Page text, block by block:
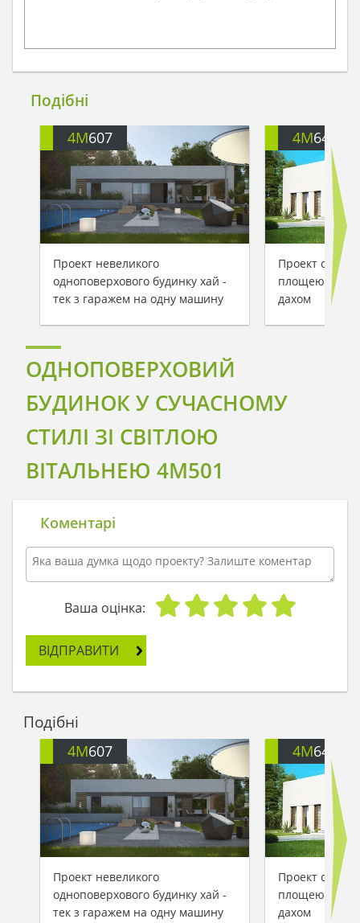
Подібні
4M607
Проект невеликого
одноповерхового будинку хай -
тек з гаражем на одну машину
4M646
Проект
площею 122
дахом
ОДНОПОВЕРХОВИЙ
БУДИНОК У СУЧАСНОМУ
СТИЛІ ЗІ СВІТЛОЮ
ВІТАЛЬНЕЮ 4M501
Коментарі
Ваша оцінка:
ВІДПРАВИТИ
Подібні
4M607
Проект невеликого
одноповерхового будинку хай -
тек з гаражем на одну машину
4M646
Проект
площею 122
дахом